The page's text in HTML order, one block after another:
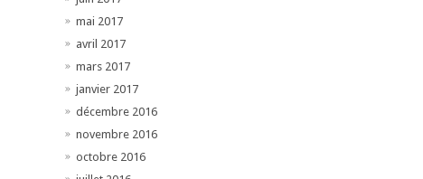
mai 2017
avril 2017
mars 2017
janvier 2017
décembre 2016
novembre 2016
octobre 2016